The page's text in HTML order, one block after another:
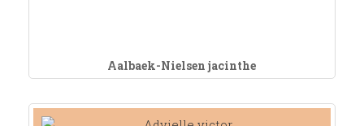
Aalbaek-Nielsen jacinthe